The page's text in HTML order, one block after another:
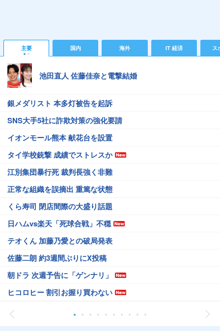
主要 国内 海外 IT 経済 ス
池田直人 佐藤佳奈と電撃結婚
銀メダリスト 本多灯被告を起訴
SNS大手5社に詐欺対策の強化要請
イオンモール熊本 献花台を設置
タイ学校銃撃 成績でストレスか
江別集団暴行死 裁判長強く非難
正常な組織を誤摘出 重篤な状態
くら寿司 閉店間際の大盛り話題
日ハムvs楽天「死球合戦」不穏
テオくん 加藤乃愛との破局発表
佐藤二朗 約3週間ぶりにX投稿
朝ドラ 次週予告に「ゲンナリ」
ヒコロヒー 割引お握り買わない